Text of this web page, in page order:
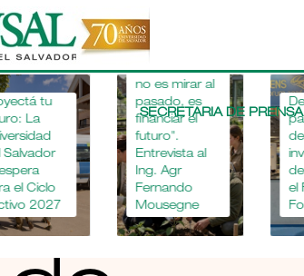
Main
navigation
SECRETARIA DE PRENSA
"Apostar por
la educación
agropecuaria
no es mirar al
pasado, es
financiar el
futuro".
Entrevista al
Ing. Agr
Fernando
Mousegne
Destacada
participación
investigador
de la USAL en
Forum 2026